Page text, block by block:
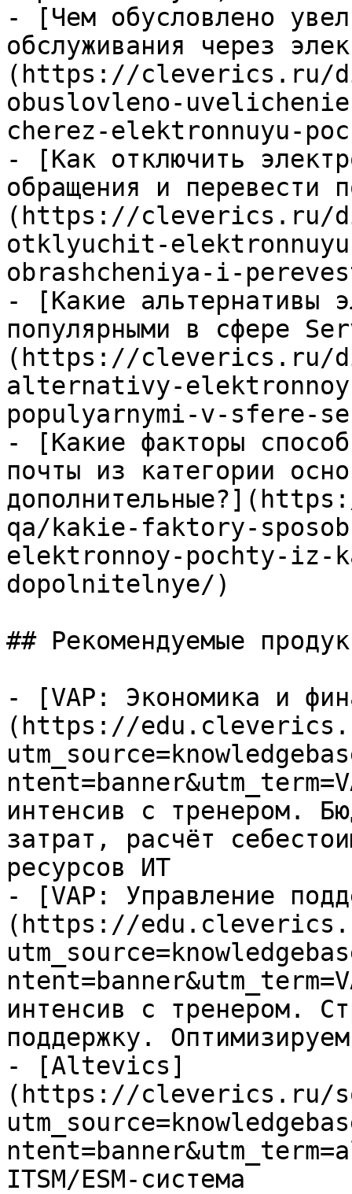
- [Чем обусловлено
обслуживания через
(https://cleverics.ru/
obuslovleno-
cherez-elektronnuyu-
- [Как отключить
обращения и перевести
(https://cleverics.ru/
otklyuchit-
obrashcheniya-i-
- [Какие альтернативы
популярными в сфере
(https://cleverics.ru/
alternativy-
populyarnymi-v-sfere-
- [Какие факторы
почты из категории
qa/kakie-faktory-
elektronnoy-pochty-iz-
dopolnitelnye/)
## Рекомендуемые
- [VAP: Экономика и
(https://
интенсив с тренером.
затрат, расчёт
ресурсов ИТ
- [VAP: Управление
(https://
интенсив с тренером.
поддержку.
- [Altevics]
(https://cleverics.ru/
ITSM/ESM-система